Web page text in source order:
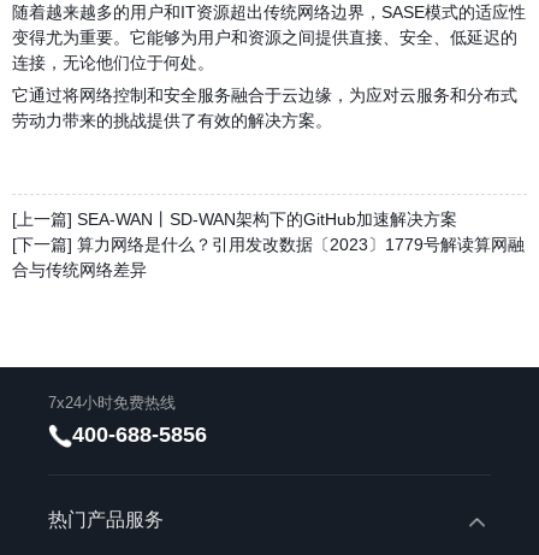
随着越来越多的用户和IT资源超出传统网络边界，SASE模式的适应性
变得尤为重要。它能够为用户和资源之间提供直接、安全、低延迟的
连接，无论他们位于何处。
它通过将网络控制和安全服务融合于云边缘，为应对云服务和分布式
劳动力带来的挑战提供了有效的解决方案。
[上一篇] SEA-WAN丨SD-WAN架构下的GitHub加速解决方案
[下一篇] 算力网络是什么？引用发改数据〔2023〕1779号解读算网融
合与传统网络差异
7x24小时免费热线
400-688-5856
热门产品服务